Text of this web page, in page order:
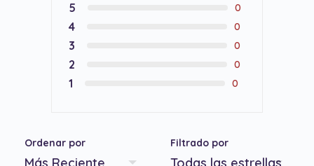
5 0
4 0
3 0
2 0
1 0
Ordenar por Filtrado por